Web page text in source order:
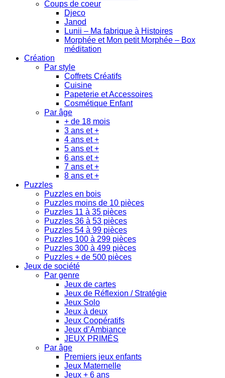
Coups de coeur
Djeco
Janod
Lunii – Ma fabrique à Histoires
Morphée et Mon petit Morphée – Box
méditation
Création
Par style
Coffrets Créatifs
Cuisine
Papeterie et Accessoires
Cosmétique Enfant
Par âge
+ de 18 mois
3 ans et +
4 ans et +
5 ans et +
6 ans et +
7 ans et +
8 ans et +
Puzzles
Puzzles en bois
Puzzles moins de 10 pièces
Puzzles 11 à 35 pièces
Puzzles 36 à 53 pièces
Puzzles 54 à 99 pièces
Puzzles 100 à 299 pièces
Puzzles 300 à 499 pièces
Puzzles + de 500 pièces
Jeux de société
Par genre
Jeux de cartes
Jeux de Réflexion / Stratégie
Jeux Solo
Jeux à deux
Jeux Coopératifs
Jeux d’Ambiance
JEUX PRIMÉS
Par âge
Premiers jeux enfants
Jeux Maternelle
Jeux + 6 ans